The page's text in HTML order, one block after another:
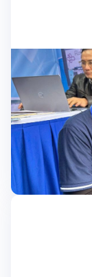
Nhà
Nexta
Giới thiệu
thư viện
Trong hai ngày
Phòng Giáo
thiệu giải
Phòng giáo
Nguyên. Với
22/02/2025